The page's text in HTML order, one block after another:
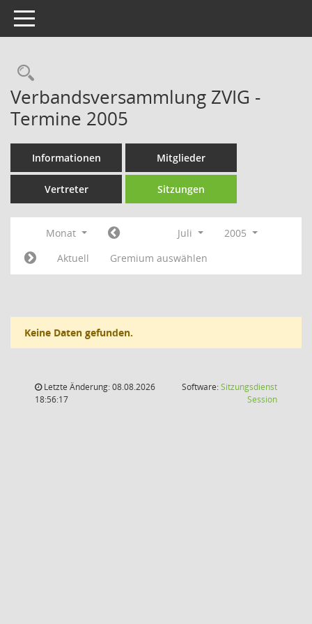
Toggle navigation
Rechercheauswahl
Verbandsversammlung ZVIG -
Termine 2005
Informationen Mitglieder
Vertreter Sitzungen
Monat Juli
2005
Aktuell
Gremium auswählen
Keine Daten gefunden.
Letzte Änderung: 08.08.2026
18:56:17
Software:Sitzungsdienst
Session(Wird in